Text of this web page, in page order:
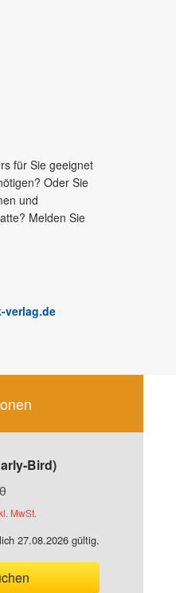
für Sie geeignet
Oder Sie
und
Melden Sie
verlag.de
27.08.2026 gültig.